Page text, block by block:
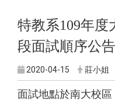
特教系109年度
段面試順序公告
2020-04-15 莊小姐
面試地點於南大校